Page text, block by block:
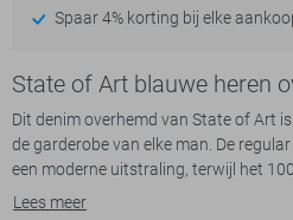
Spaar 4% korting bij elke
State of Art blauwe heren
Dit denim overhemd van State of Art
de garderobe van elke man. De
een moderne uitstraling, terwijl het
voor comfort. Met zijn knoopsluiting
Lees meer